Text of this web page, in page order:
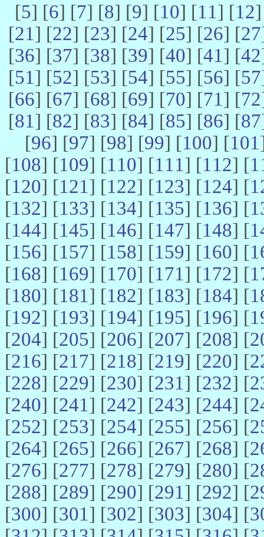
[5] [6] [7] [8] [9] [10] [11] [12
[21] [22] [23] [24] [25] [26] [27
[36] [37] [38] [39] [40] [41] [42
[51] [52] [53] [54] [55] [56] [57
[66] [67] [68] [69] [70] [71] [72
[81] [82] [83] [84] [85] [86] [87
[96] [97] [98] [99] [100] [101
[108] [109] [110] [111] [112] [
[120] [121] [122] [123] [124] [
[132] [133] [134] [135] [136] [
[144] [145] [146] [147] [148] [
[156] [157] [158] [159] [160] [
[168] [169] [170] [171] [172] [
[180] [181] [182] [183] [184] [
[192] [193] [194] [195] [196] [
[204] [205] [206] [207] [208] [
[216] [217] [218] [219] [220] [
[228] [229] [230] [231] [232] [
[240] [241] [242] [243] [244] [
[252] [253] [254] [255] [256] [
[264] [265] [266] [267] [268] [
[276] [277] [278] [279] [280] [
[288] [289] [290] [291] [292] [
[300] [301] [302] [303] [304] [